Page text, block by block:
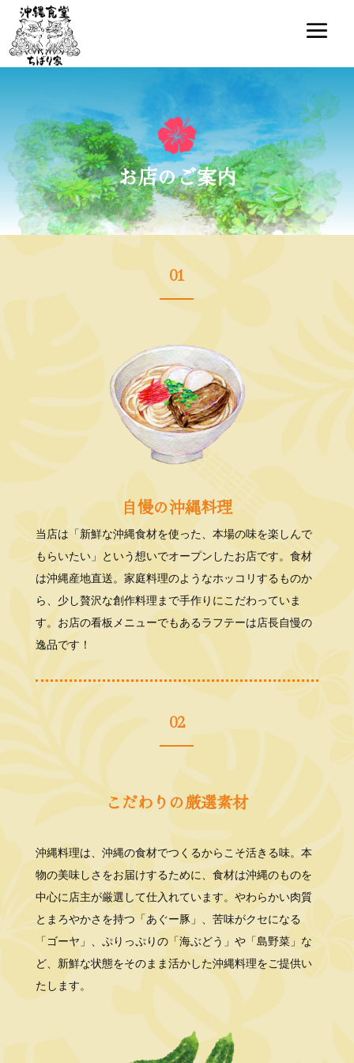
お店のご案内
01
自慢の沖縄料理
当店は「新鮮な沖縄食材を使った、本場の味を楽しんで
もらいたい」という想いでオープンしたお店です。食材
は沖縄産地直送。家庭料理のようなホッコリするものか
ら、少し贅沢な創作料理まで手作りにこだわっていま
す。お店の看板メニューでもあるラフテーは店長自慢の
逸品です！
02
こだわりの厳選素材
沖縄料理は、沖縄の食材でつくるからこそ活きる味。本
物の美味しさをお届けするために、食材は沖縄のものを
中心に店主が厳選して仕入れています。やわらかい肉質
とまろやかさを持つ「あぐー豚」、苦味がクセになる
「ゴーヤ」、ぷりっぷりの「海ぶどう」や「島野菜」な
ど、新鮮な状態をそのまま活かした沖縄料理をご提供い
たします。